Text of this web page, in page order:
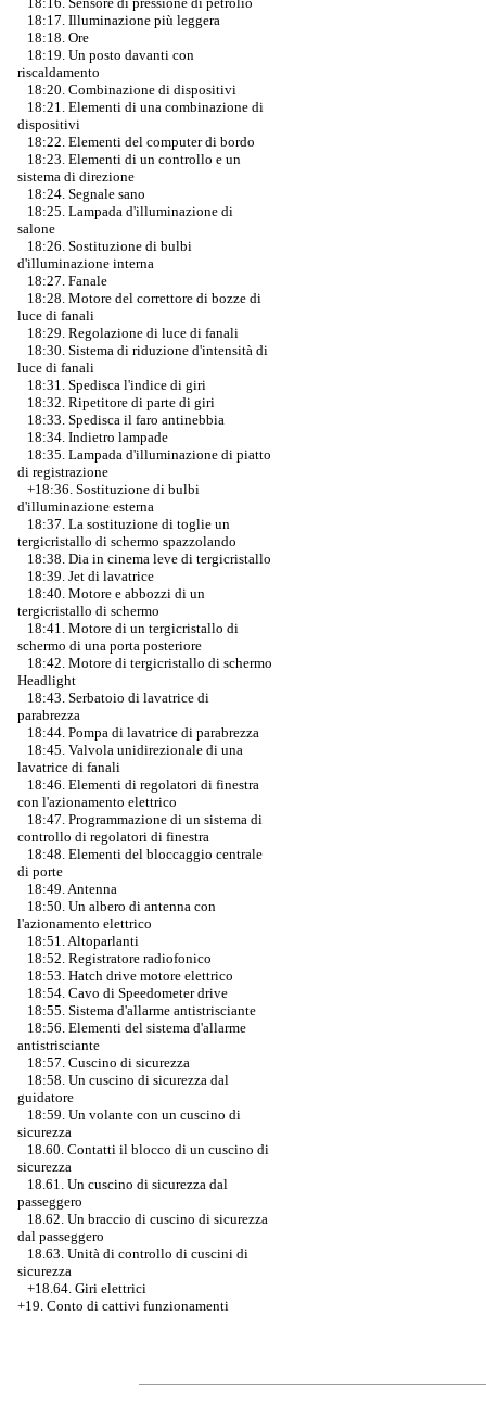
18:17. Illuminazione più leggera
18:18. Ore
18:19. Un posto davanti con
riscaldamento
18:20. Combinazione di dispositivi
18:21. Elementi di una combinazione di
dispositivi
18:22. Elementi del computer di bordo
18:23. Elementi di un controllo e un
sistema di direzione
18:24. Segnale sano
18:25. Lampada d'illuminazione di
salone
18:26. Sostituzione di bulbi
d'illuminazione interna
18:27. Fanale
18:28. Motore del correttore di bozze di
luce di fanali
18:29. Regolazione di luce di fanali
18:30. Sistema di riduzione d'intensità di
luce di fanali
18:31. Spedisca l'indice di giri
18:32. Ripetitore di parte di giri
18:33. Spedisca il faro antinebbia
18:34. Indietro lampade
18:35. Lampada d'illuminazione di piatto
di registrazione
+18:36. Sostituzione di bulbi
d'illuminazione esterna
18:37. La sostituzione di toglie un
tergicristallo di schermo spazzolando
18:38. Dia in cinema leve di tergicristallo
18:39. Jet di lavatrice
18:40. Motore e abbozzi di un
tergicristallo di schermo
18:41. Motore di un tergicristallo di
schermo di una porta posteriore
18:42. Motore di tergicristallo di schermo
Headlight
18:43. Serbatoio di lavatrice di
parabrezza
18:44. Pompa di lavatrice di parabrezza
18:45. Valvola unidirezionale di una
lavatrice di fanali
18:46. Elementi di regolatori di finestra
con l'azionamento elettrico
18:47. Programmazione di un sistema di
controllo di regolatori di finestra
18:48. Elementi del bloccaggio centrale
di porte
18:49. Antenna
18:50. Un albero di antenna con
l'azionamento elettrico
18:51. Altoparlanti
18:52. Registratore radiofonico
18:53. Hatch drive motore elettrico
18:54. Cavo di Speedometer drive
18:55. Sistema d'allarme antistrisciante
18:56. Elementi del sistema d'allarme
antistrisciante
18:57. Cuscino di sicurezza
18:58. Un cuscino di sicurezza dal
guidatore
18:59. Un volante con un cuscino di
sicurezza
18.60. Contatti il blocco di un cuscino di
sicurezza
18.61. Un cuscino di sicurezza dal
passeggero
18.62. Un braccio di cuscino di sicurezza
dal passeggero
18.63. Unità di controllo di cuscini di
sicurezza
+18.64. Giri elettrici
+19. Conto di cattivi funzionamenti